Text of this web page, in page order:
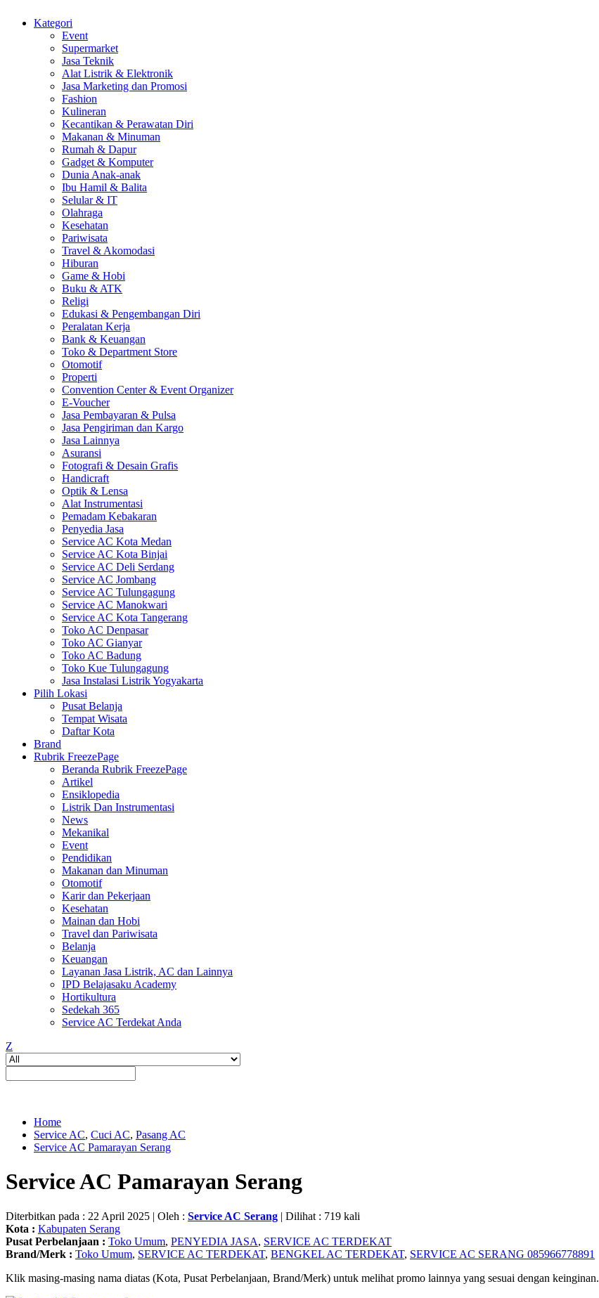
Kategori
Event
Supermarket
Jasa Teknik
Alat Listrik & Elektronik
Jasa Marketing dan Promosi
Fashion
Kulineran
Kecantikan & Perawatan Diri
Makanan & Minuman
Rumah & Dapur
Gadget & Komputer
Dunia Anak-anak
Ibu Hamil & Balita
Selular & IT
Olahraga
Kesehatan
Pariwisata
Travel & Akomodasi
Hiburan
Game & Hobi
Buku & ATK
Religi
Edukasi & Pengembangan Diri
Peralatan Kerja
Bank & Keuangan
Toko & Department Store
Otomotif
Properti
Convention Center & Event Organizer
E-Voucher
Jasa Pembayaran & Pulsa
Jasa Pengiriman dan Kargo
Jasa Lainnya
Asuransi
Fotografi & Desain Grafis
Handicraft
Optik & Lensa
Alat Instrumentasi
Pemadam Kebakaran
Penyedia Jasa
Service AC Kota Medan
Service AC Kota Binjai
Service AC Deli Serdang
Service AC Jombang
Service AC Tulungagung
Service AC Manokwari
Service AC Kota Tangerang
Toko AC Denpasar
Toko AC Gianyar
Toko AC Badung
Toko Kue Tulungagung
Jasa Instalasi Listrik Yogyakarta
Pilih Lokasi
Pusat Belanja
Tempat Wisata
Daftar Kota
Brand
Rubrik FreezePage
Beranda Rubrik FreezePage
Artikel
Ensiklopedia
Listrik Dan Instrumentasi
News
Mekanikal
Event
Pendidikan
Makanan dan Minuman
Otomotif
Karir dan Pekerjaan
Kesehatan
Mainan dan Hobi
Travel dan Pariwisata
Belanja
Keuangan
Layanan Jasa Listrik, AC dan Lainnya
IPD Belajasaku Academy
Hortikultura
Sedekah 365
Service AC Terdekat Anda
Z
Home
Service AC, Cuci AC, Pasang AC
Service AC Pamarayan Serang
Service AC Pamarayan Serang
Diterbitkan pada : 22 April 2025 | Oleh : Service AC Serang | Dilihat : 719 kali
Kota : Kabupaten Serang
Pusat Perbelanjaan : Toko Umum, PENYEDIA JASA, SERVICE AC TERDEKAT
Brand/Merk : Toko Umum, SERVICE AC TERDEKAT, BENGKEL AC TERDEKAT, SERVICE AC SERANG 085966778891
Klik masing-masing nama diatas (Kota, Pusat Perbelanjaan, Brand/Merk) untuk melihat promo lainnya yang sesuai dengan keinginan.